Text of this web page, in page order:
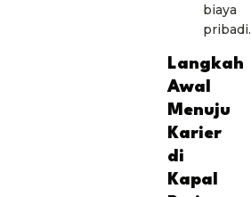
biaya
pribadi.
Langkah
Awal
Menuju
Karier
di
Kapal